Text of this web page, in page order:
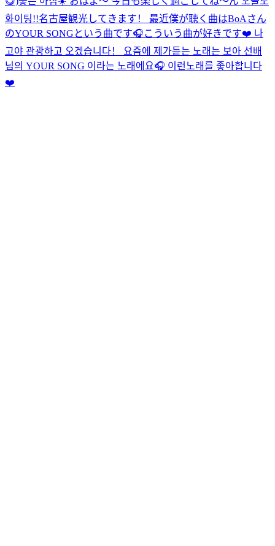
화이팅!!名古屋観光してきます！ 最近僕が聴く曲はBoAさん
のYOUR SONGという曲です🎧こういう曲が好きです❤️ 나
고야 관광하고 오겠습니다！ 요즘에 제가듣는 노래는 보아 선배
님의 YOUR SONG 이라는 노래에요🎧 이런노래를 좋아합니다
❤️